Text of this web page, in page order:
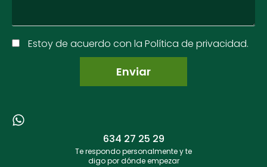
Estoy de acuerdo con la Política de privacidad.
634 27 25 29​
Te respondo personalmente y te
digo por dónde empezar